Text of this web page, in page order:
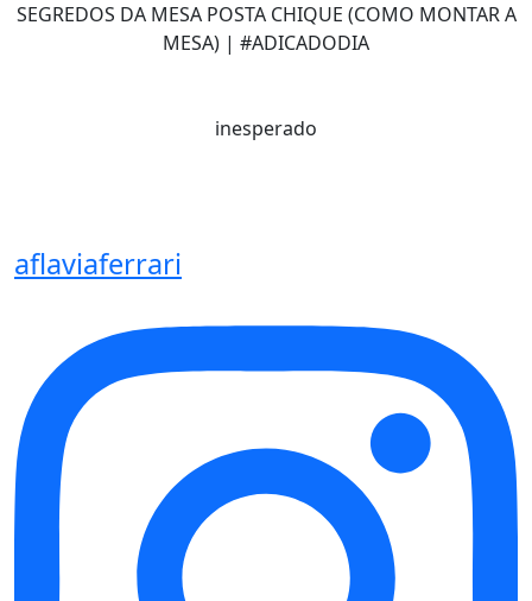
SEGREDOS DA MESA POSTA CHIQUE (COMO MONTAR A
MESA) | #ADICADODIA
inesperado
aflaviaferrari